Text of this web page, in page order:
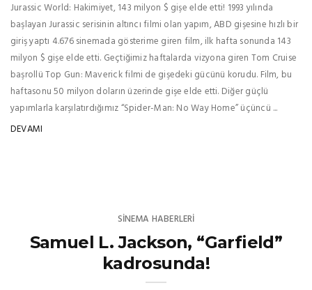
Jurassic World: Hakimiyet, 143 milyon $ gişe elde etti! 1993 yılında
başlayan Jurassic serisinin altıncı filmi olan yapım, ABD gişesine hızlı bir
giriş yaptı 4.676 sinemada gösterime giren film, ilk hafta sonunda 143
milyon $ gişe elde etti. Geçtiğimiz haftalarda vizyona giren Tom Cruise
başrollü Top Gun: Maverick filmi de gişedeki gücünü korudu. Film, bu
haftasonu 50 milyon doların üzerinde gişe elde etti. Diğer güçlü
yapımlarla karşılatırdığımız “Spider-Man: No Way Home” üçüncü ...
DEVAMI
SINEMA HABERLERI
Samuel L. Jackson, “Garfield”
kadrosunda!